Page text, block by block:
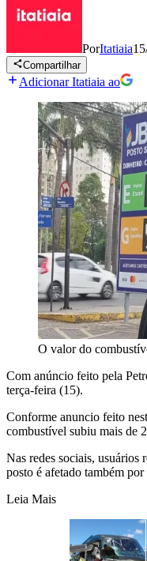
PorItatiaia
Compartilhar
Adicionar Itatiaia ao
O valor do
Com anúncio feito pela
terça-feira (15).
Conforme anuncio feito
combustível subiu mais de
Nas redes sociais, usuários
posto é afetado também
Leia Mais